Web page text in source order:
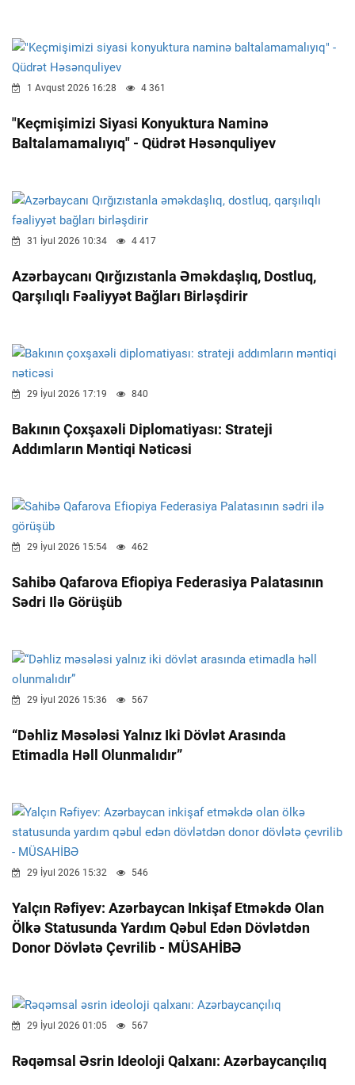
1 Avqust 2026 16:28 4 361
"Keçmişimizi Siyasi Konyuktura Naminə
Baltalamamalıyıq" - Qüdrət Həsənquliyev
31 İyul 2026 10:34 4 417
Azərbaycanı Qırğızıstanla Əməkdaşlıq, Dostluq,
Qarşılıqlı Fəaliyyət Bağları Birləşdirir
29 İyul 2026 17:19 840
Bakının Çoxşaxəli Diplomatiyası: Strateji
Addımların Məntiqi Nəticəsi
29 İyul 2026 15:54 462
Sahibə Qafarova Efiopiya Federasiya Palatasının
Sədri Ilə Görüşüb
29 İyul 2026 15:36 567
“Dəhliz Məsələsi Yalnız Iki Dövlət Arasında
Etimadla Həll Olunmalıdır”
29 İyul 2026 15:32 546
Yalçın Rəfiyev: Azərbaycan Inkişaf Etməkdə Olan
Ölkə Statusunda Yardım Qəbul Edən Dövlətdən
Donor Dövlətə Çevrilib - MÜSAHİBƏ
29 İyul 2026 01:05 567
Rəqəmsal Əsrin Ideoloji Qalxanı: Azərbaycançılıq